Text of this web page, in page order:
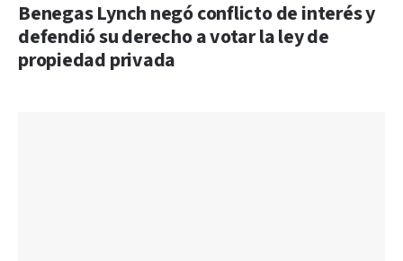
Benegas Lynch negó conflicto de interés y
defendió su derecho a votar la ley de
propiedad privada